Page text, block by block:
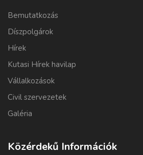
Bemutatkozás
Díszpolgárok
Hírek
Kutasi Hírek havilap
Vállalkozások
Civil szervezetek
Galéria
Közérdekű Információk